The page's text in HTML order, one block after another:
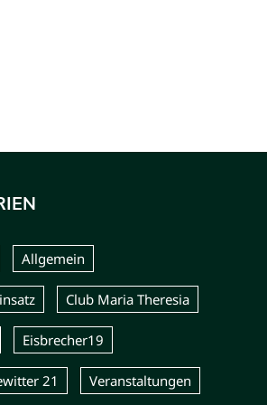
Allgemein
Club Maria Theresia
Eisbrecher19
21 Veranstaltungen